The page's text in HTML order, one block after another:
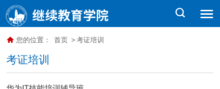
您的位置： 首页 > 考证培训
考证培训